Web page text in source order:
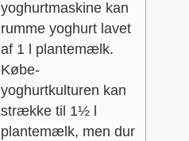
yoghurtmaskine kan
rumme yoghurt lavet
af 1 l plantemælk.
Købe-
yoghurtkulturen kan
strække til 1½ l
plantemælk, men dur